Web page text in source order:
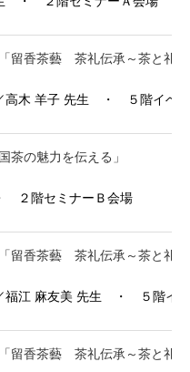
留香茶藝 茶礼伝承～茶と礼
高木 羊子 先生 ・ ５階イベ
茶の魅力を伝える」
２階セミナーＢ会場
留香茶藝 茶礼伝承～茶と礼
福江 麻友美 先生 ・ ５階イ
留香茶藝 茶礼伝承～茶と礼